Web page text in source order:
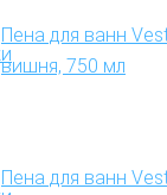
Пена для ванн
вишня, 750 мл
Пена для ванн